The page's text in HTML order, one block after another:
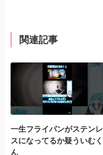
関連記事
一生フライパンがステンレ
スになってるか疑ういむく
ん